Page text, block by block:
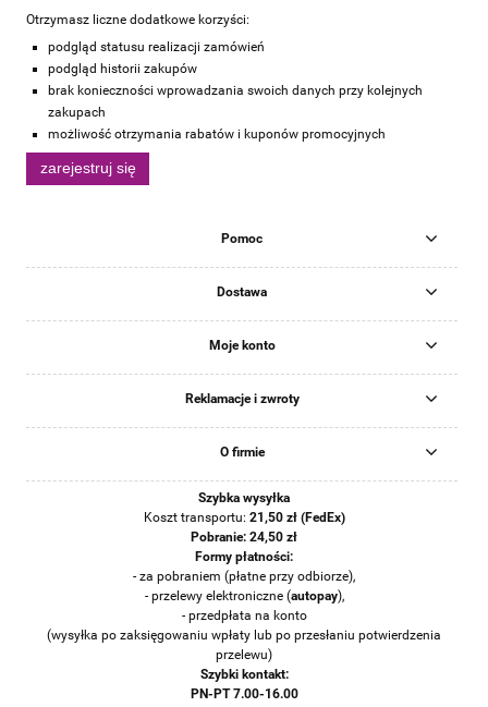
Otrzymasz liczne dodatkowe korzyści:
podgląd statusu realizacji zamówień
podgląd historii zakupów
brak konieczności wprowadzania swoich danych przy kolejnych
zakupach
możliwość otrzymania rabatów i kuponów promocyjnych
zarejestruj się
Pomoc
Dostawa
Moje konto
Reklamacje i zwroty
O firmie
Szybka wysyłka
Koszt transportu: 21,50 zł (FedEx)
Pobranie: 24,50 zł
Formy płatności:
- za pobraniem (płatne przy odbiorze),
- przelewy elektroniczne (autopay),
- przedpłata na konto
(wysyłka po zaksięgowaniu wpłaty lub po przesłaniu potwierdzenia
przelewu)
Szybki kontakt:
PN-PT 7.00-16.00